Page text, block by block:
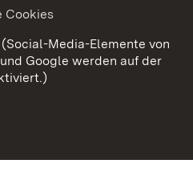
Barrierefreiheit
Cookies
Cookies
Media-Elemente von
Google werden auf der